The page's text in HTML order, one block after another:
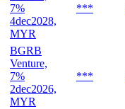
7%
4dec2028,
MYR
***
BGRB
Venture,
7%
2dec2026,
MYR
***